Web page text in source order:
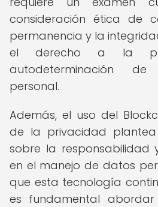
consideración ética de
permanencia y la
el derecho a la
autodeterminación
personal.
Además, el uso del
de la privacidad plantea
sobre la responsabilidad
en el manejo de datos
que esta tecnología
es fundamental